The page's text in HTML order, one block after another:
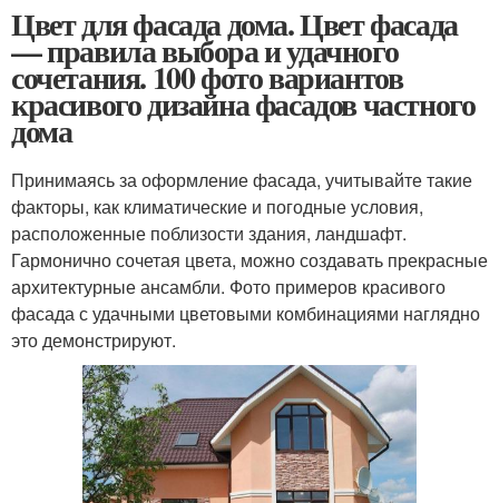
Цвет для фасада дома. Цвет фасада
— правила выбора и удачного
сочетания. 100 фото вариантов
красивого дизайна фасадов частного
дома
Принимаясь за оформление фасада, учитывайте такие
факторы, как климатические и погодные условия,
расположенные поблизости здания, ландшафт.
Гармонично сочетая цвета, можно создавать прекрасные
архитектурные ансамбли. Фото примеров красивого
фасада с удачными цветовыми комбинациями наглядно
это демонстрируют.